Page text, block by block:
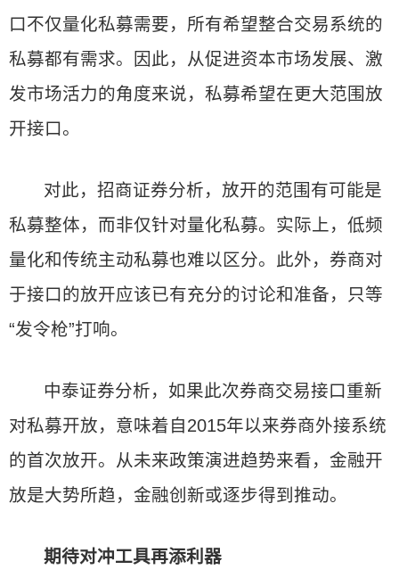
口不仅量化私募需要，所有希望整合交易系统的
私募都有需求。因此，从促进资本市场发展、激
发市场活力的角度来说，私募希望在更大范围放
开接口。
对此，招商证券分析，放开的范围有可能是
私募整体，而非仅针对量化私募。实际上，低频
量化和传统主动私募也难以区分。此外，券商对
于接口的放开应该已有充分的讨论和准备，只等
“发令枪”打响。
中泰证券分析，如果此次券商交易接口重新
对私募开放，意味着自2015年以来券商外接系统
的首次放开。从未来政策演进趋势来看，金融开
放是大势所趋，金融创新或逐步得到推动。
期待对冲工具再添利器